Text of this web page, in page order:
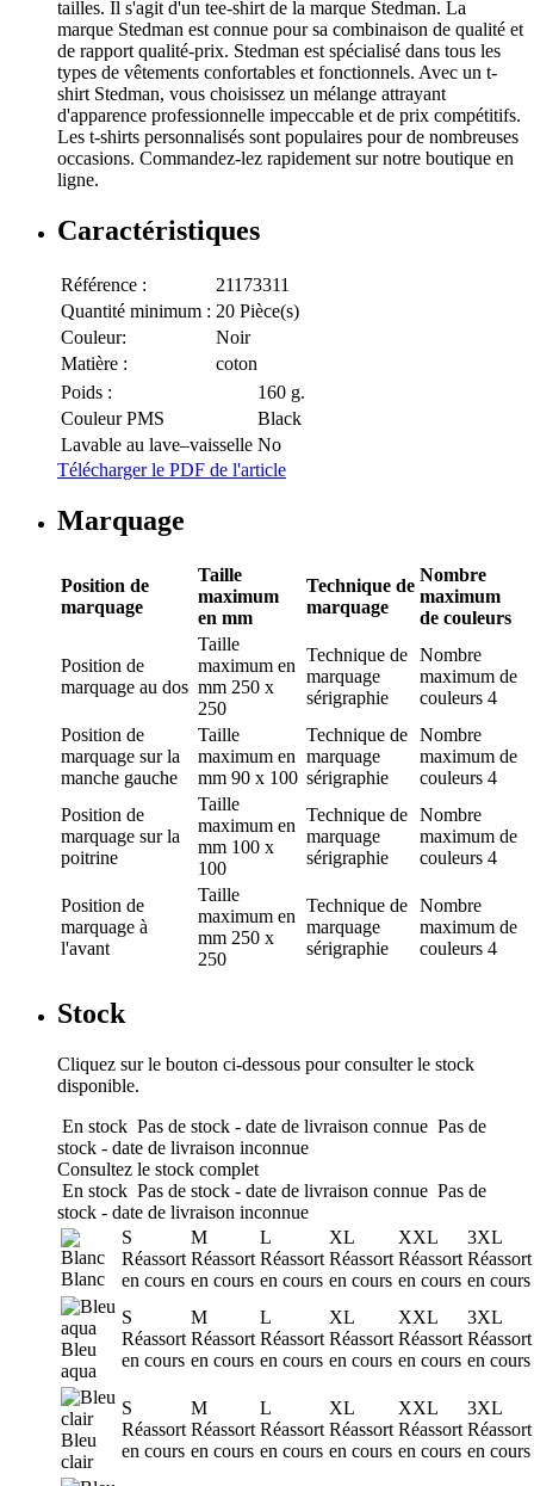
tailles. Il s'agit d'un tee-shirt de la marque Stedman. La
marque Stedman est connue pour sa combinaison de qualité et
de rapport qualité-prix. Stedman est spécialisé dans tous les
types de vêtements confortables et fonctionnels. Avec un t-
shirt Stedman, vous choisissez un mélange attrayant
d'apparence professionnelle impeccable et de prix compétitifs.
Les t-shirts personnalisés sont populaires pour de nombreuses
occasions. Commandez-lez rapidement sur notre boutique en
ligne.
Caractéristiques
Référence :
21173311
Quantité minimum : 20 Pièce(s)
Couleur:
Noir
Matière :
coton
Poids :
160 g.
Couleur PMS
Black
Lavable au lave–vaisselle No
Télécharger le PDF de l'article
Marquage
Position de
marquage
Taille
maximum
en mm
Technique de
marquage
Nombre
maximum
de couleurs
Position de
marquage au dos
Taille
maximum en
mm 250 x
250
Technique de
marquage
sérigraphie
Nombre
maximum de
couleurs 4
Position de
marquage sur la
manche gauche
Taille
maximum en
mm 90 x 100
Technique de
marquage
sérigraphie
Nombre
maximum de
couleurs 4
Position de
marquage sur la
poitrine
Taille
maximum en
mm 100 x
100
Technique de
marquage
sérigraphie
Nombre
maximum de
couleurs 4
Position de
marquage à
l'avant
Taille
maximum en
mm 250 x
250
Technique de
marquage
sérigraphie
Nombre
maximum de
couleurs 4
Stock
Cliquez sur le bouton ci-dessous pour consulter le stock
disponible.
En stock Pas de stock - date de livraison connue Pas de
stock - date de livraison inconnue
Consultez le stock complet
En stock Pas de stock - date de livraison connue Pas de
stock - date de livraison inconnue
Blanc
S
Réassort
en cours
M
Réassort
en cours
L
Réassort
en cours
XL
Réassort
en cours
XXL
Réassort
en cours
3XL
Réassort
en cours
Bleu
aqua
S
Réassort
en cours
M
Réassort
en cours
L
Réassort
en cours
XL
Réassort
en cours
XXL
Réassort
en cours
3XL
Réassort
en cours
Bleu
clair
S
Réassort
en cours
M
Réassort
en cours
L
Réassort
en cours
XL
Réassort
en cours
XXL
Réassort
en cours
3XL
Réassort
en cours